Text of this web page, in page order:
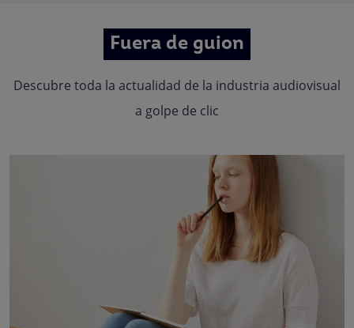
Fuera de guion
Descubre toda la actualidad de la industria audiovisual
a golpe de clic